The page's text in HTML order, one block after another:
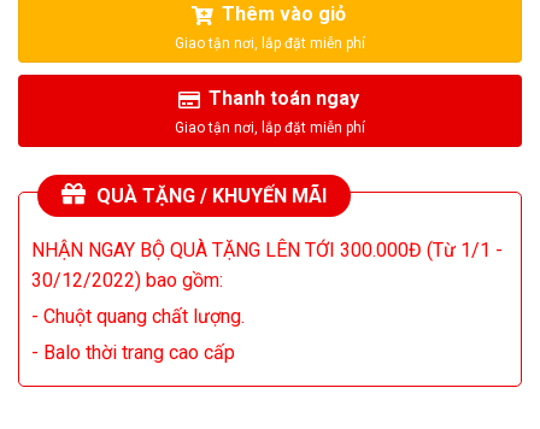
Thêm vào giỏ
Thanh toán ngay
QUÀ TẶNG / KHUYẾN MÃI
NHẬN NGAY BỘ QUÀ TẶNG LÊN TỚI 300.000Đ (Từ 1/1 -
30/12/2022) bao gồm:
- Chuột quang chất lượng.
- Balo thời trang cao cấp